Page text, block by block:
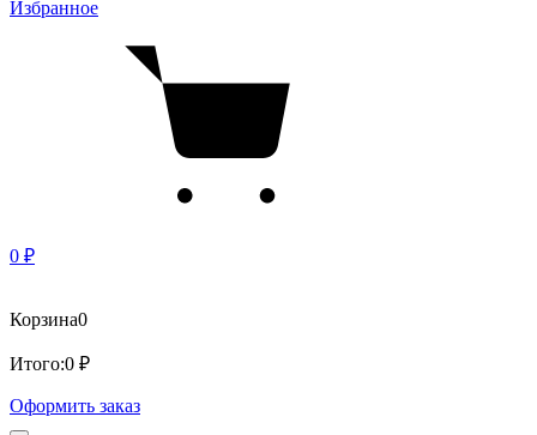
Избранное
0 ₽
Корзина0
Итого:0 ₽
Оформить заказ